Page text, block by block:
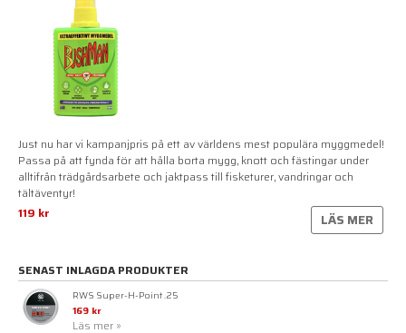
Just nu har vi kampanjpris på ett av världens mest populära myggmedel!
Passa på att fynda för att hålla borta mygg, knott och fästingar under
alltifrån trädgårdsarbete och jaktpass till fisketurer, vandringar och
tältäventyr!
119 kr
LÄS MER
SENAST INLAGDA PRODUKTER
RWS Super-H-Point .25
169 kr
Läs mer »